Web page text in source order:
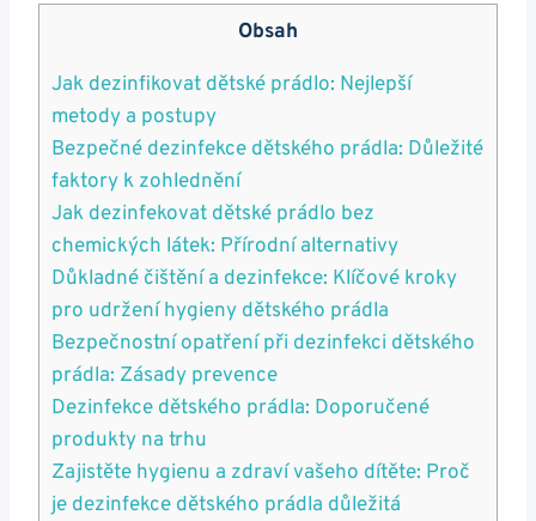
Obsah
Jak dezinfikovat dětské prádlo: Nejlepší
metody a postupy
Bezpečné dezinfekce dětského prádla: Důležité
faktory k zohlednění
Jak dezinfekovat dětské prádlo bez
chemických látek: Přírodní alternativy
Důkladné čištění a dezinfekce: Klíčové kroky
pro udržení hygieny dětského prádla
Bezpečnostní opatření při dezinfekci dětského
prádla: Zásady prevence
Dezinfekce dětského prádla: Doporučené
produkty na trhu
Zajistěte hygienu a zdraví vašeho dítěte: Proč
je dezinfekce dětského prádla důležitá